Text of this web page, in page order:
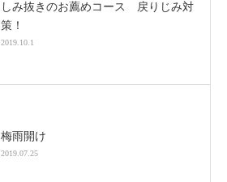
しみ抜きのお薦めコース 戻りじみ対
策！
2019.10.1
梅雨開け
2019.07.25